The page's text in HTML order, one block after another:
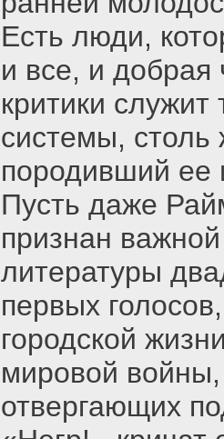
Есть люди,
и все, и добрая
критики
системы, столь
породивший ее
Пусть даже
признан
литературы
первых
городской
мировой войны,
отвергающих